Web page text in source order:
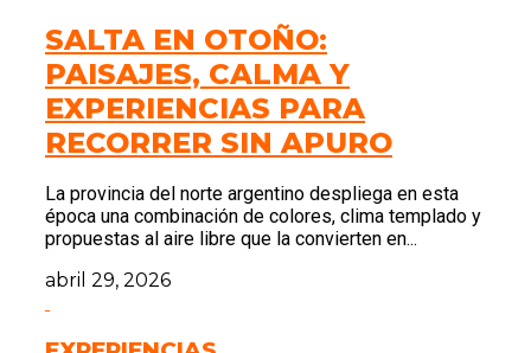
SALTA EN OTOÑO:
PAISAJES, CALMA Y
EXPERIENCIAS PARA
RECORRER SIN APURO
La provincia del norte argentino despliega en esta
época una combinación de colores, clima templado y
propuestas al aire libre que la convierten en...
abril 29, 2026